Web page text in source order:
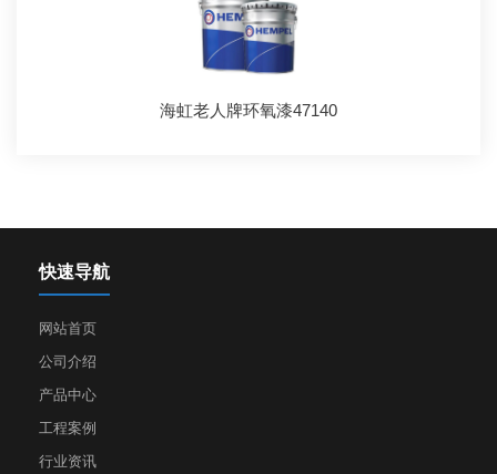
海虹老人牌环氧漆47140
快速导航
网站首页
公司介绍
产品中心
工程案例
行业资讯